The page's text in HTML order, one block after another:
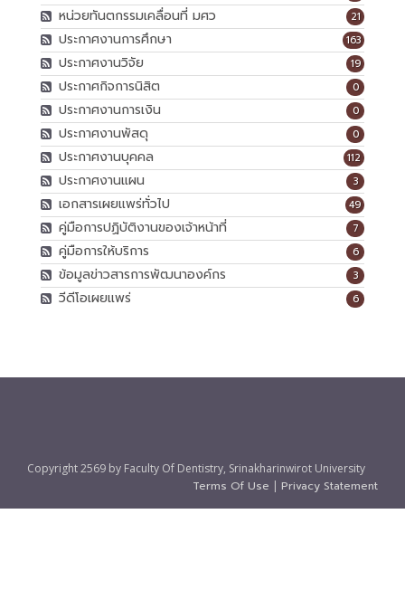
21
หน่วยทันตกรรมเคลื่อนที่ มศว
163
ประกาศงานการศึกษา
19
ประกาศงานวิจัย
0
ประกาศกิจการนิสิต
0
ประกาศงานการเงิน
0
ประกาศงานพัสดุ
112
ประกาศงานบุคคล
3
ประกาศงานแผน
49
เอกสารเผยแพร่ทั่วไป
7
คู่มือการปฏิบัติงานของเจ้าหน้าที่
6
คู่มือการให้บริการ
3
ข้อมูลข่าวสารการพัฒนาองค์กร
6
วีดีโอเผยแพร่
Copyright 2569 by Faculty Of Dentistry, Srinakharinwirot University
Terms Of Use | Privacy Statement